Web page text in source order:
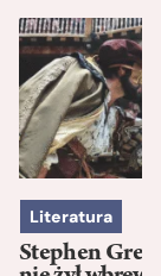
Literatura
Stephen